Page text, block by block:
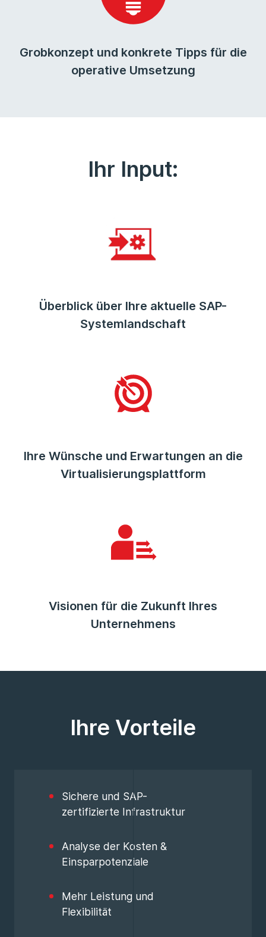
Grobkonzept und konkrete Tipps für die
operative Umsetzung
Ihr Input:
Überblick über Ihre aktuelle SAP-
Systemlandschaft
Ihre Wünsche und Erwartungen an die
Virtualisierungsplattform
Visionen für die Zukunft Ihres
Unternehmens
Ihre Vorteile
Sichere und SAP-
zertifizierte Infrastruktur
Analyse der Kosten &
Einsparpotenziale
Mehr Leistung und
Flexibilität